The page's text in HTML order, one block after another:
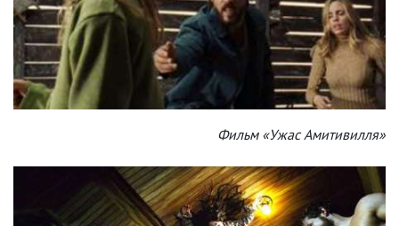
Фильм «Ужас Амитивилля»